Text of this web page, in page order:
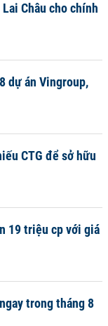
Châu cho chính
dự án Vingroup,
CTG để sở hữu
19 triệu cp với giá
trong tháng 8